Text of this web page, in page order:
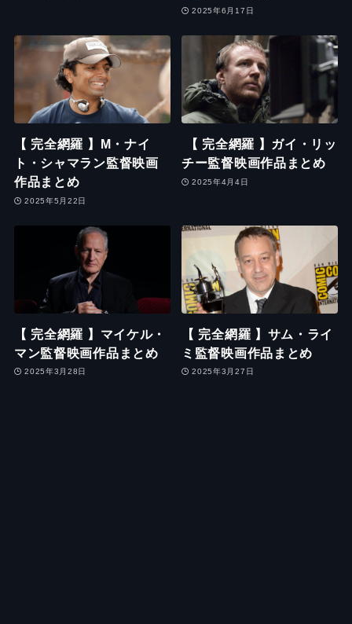
2025年6月17日
【 完全網羅 】M・ナイ
ト・シャマラン監督映画
作品まとめ
2025年5月22日
【 完全網羅 】ガイ・リッ
チー監督映画作品まとめ
2025年4月4日
【 完全網羅 】マイケル・
マン監督映画作品まとめ
2025年3月28日
【 完全網羅 】サム・ライ
ミ監督映画作品まとめ
2025年3月27日